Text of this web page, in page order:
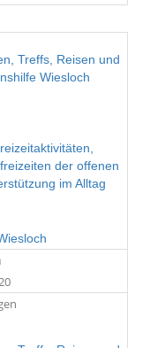
der offenen
im Alltag